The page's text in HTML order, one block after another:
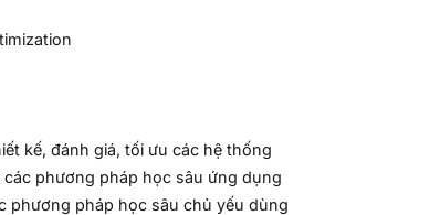
kế, đánh giá, tối ưu các hệ thống
phương pháp học sâu ứng dụng
phương pháp học sâu chủ yếu dùng